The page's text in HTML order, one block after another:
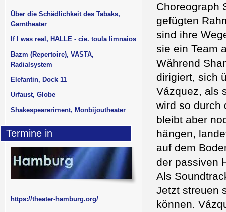
Choreograph
gefügten
sind ihre
sie ein Team
Während
dirigiert, sich
Vázquez, als
wird so durch
bleibt aber
hängen,
auf dem
der passiven
Als
Jetzt streuen
können.
Über die Schädlichkeit des Tabaks,
Garntheater
If I was real, HALLE - cie. toula limnaios
Bazm (Repertoire), VASTA,
Radialsystem
Elefantin, Dock 11
Urfaust, Globe
Shakespeareriment, Monbijoutheater
Termine in
https://theater-hamburg.org/